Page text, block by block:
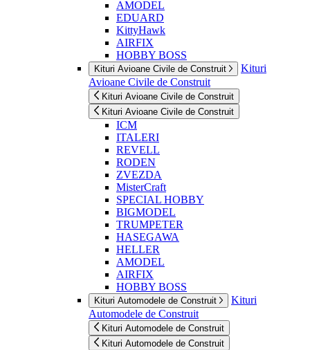
AMODEL
EDUARD
KittyHawk
AIRFIX
HOBBY BOSS
Kituri Avioane Civile de Construit
Kituri
Avioane Civile de Construit
Kituri Avioane Civile de Construit
Kituri Avioane Civile de Construit
ICM
ITALERI
REVELL
RODEN
ZVEZDA
MisterCraft
SPECIAL HOBBY
BIGMODEL
TRUMPETER
HASEGAWA
HELLER
AMODEL
AIRFIX
HOBBY BOSS
Kituri Automodele de Construit
Kituri
Automodele de Construit
Kituri Automodele de Construit
Kituri Automodele de Construit